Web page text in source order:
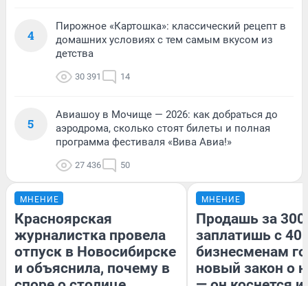
4
Пирожное «Картошка»: классический рецепт в
домашних условиях с тем самым вкусом из
детства
30 391 14
5
Авиашоу в Мочище — 2026: как добраться до
аэродрома, сколько стоят билеты и полная
программа фестиваля «Вива Авиа!»
27 436 50
МНЕНИЕ
Красноярская
журналистка провела
отпуск в Новосибирске
и объяснила, почему в
МНЕНИЕ
Продашь за
заплатишь с
бизнесменам
новый закон о